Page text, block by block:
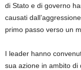
di Stato e di governo
causati
primo passo verso un
I leader hanno
sua azione in ambito di